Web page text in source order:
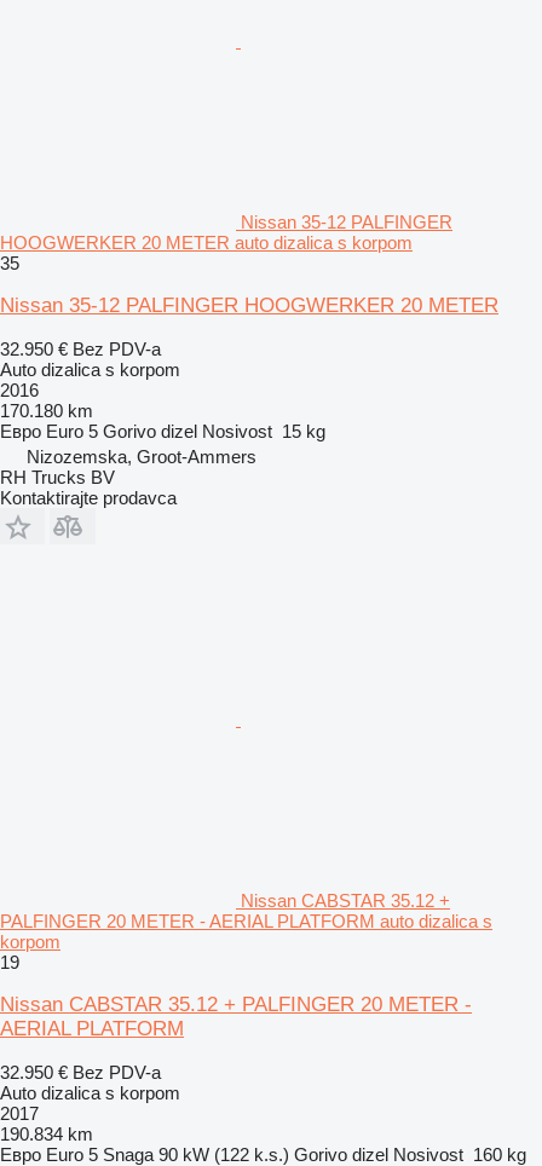
Nissan 35-12 PALFINGER
HOOGWERKER 20 METER auto dizalica s korpom
35
Nissan 35-12 PALFINGER HOOGWERKER 20 METER
32.950 € Bez PDV-a
Auto dizalica s korpom
2016
170.180 km
Евро Euro 5 Gorivo dizel Nosivost 15 kg
Nizozemska, Groot-Ammers
RH Trucks BV
Kontaktirajte prodavca
Nissan CABSTAR 35.12 +
PALFINGER 20 METER - AERIAL PLATFORM auto dizalica s
korpom
19
Nissan CABSTAR 35.12 + PALFINGER 20 METER -
AERIAL PLATFORM
32.950 € Bez PDV-a
Auto dizalica s korpom
2017
190.834 km
Евро Euro 5 Snaga 90 kW (122 k.s.) Gorivo dizel Nosivost 160 kg